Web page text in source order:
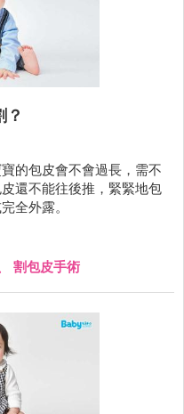
？
的包皮會不會過長，需不
還不能往後推，緊緊地包
全外露。
割包皮手術